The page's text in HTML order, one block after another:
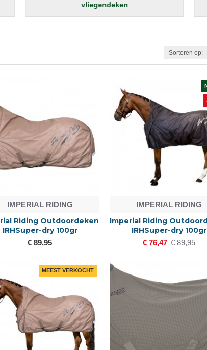
staldekens
Sorteren op:
IMPERIAL RIDING
Riding Outdoordeken
IRHSuper-dry 100gr
€ 89,95
IMPERIAL RIDING
Imperial Riding
IRHSuper-dry 100gr
€ 76,47 € 89,95
MEEST VERKOCHT